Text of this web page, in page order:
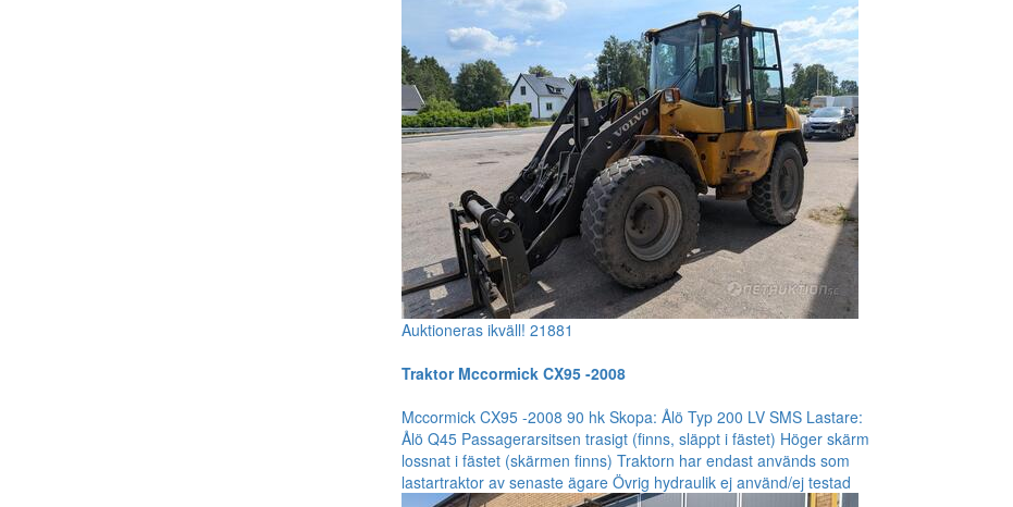
Auktioneras ikväll! 21881
Traktor Mccormick CX95 -2008
Mccormick CX95 -2008 90 hk Skopa: Ålö Typ 200 LV SMS Lastare:
Ålö Q45 Passagerarsitsen trasigt (finns, släppt i fästet) Höger skärm
lossnat i fästet (skärmen finns) Traktorn har endast används som
lastartraktor av senaste ägare Övrig hydraulik ej använd/ej testad